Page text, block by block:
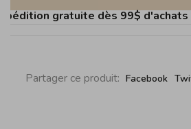
gratuite dès 99$ d'achats
Partager ce produit: Facebook